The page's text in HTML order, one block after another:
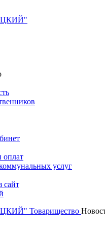
оплат
услуг
сайт
Товарищество